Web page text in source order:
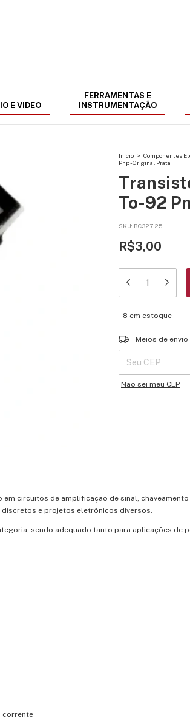
E VIDEO
FERRAMENTAS E
INSTRUMENTAÇÃO
Início > Componentes
Pnp - Original Prata
To-92
SKU: BC327 25
R$3,00
8 em estoque
Entregas para o CEP:
Meios de envio
Não sei meu CEP
circuitos de amplificação de sinal,
e projetos eletrônicos diversos.
sendo adequado tanto para aplicações de
corrente